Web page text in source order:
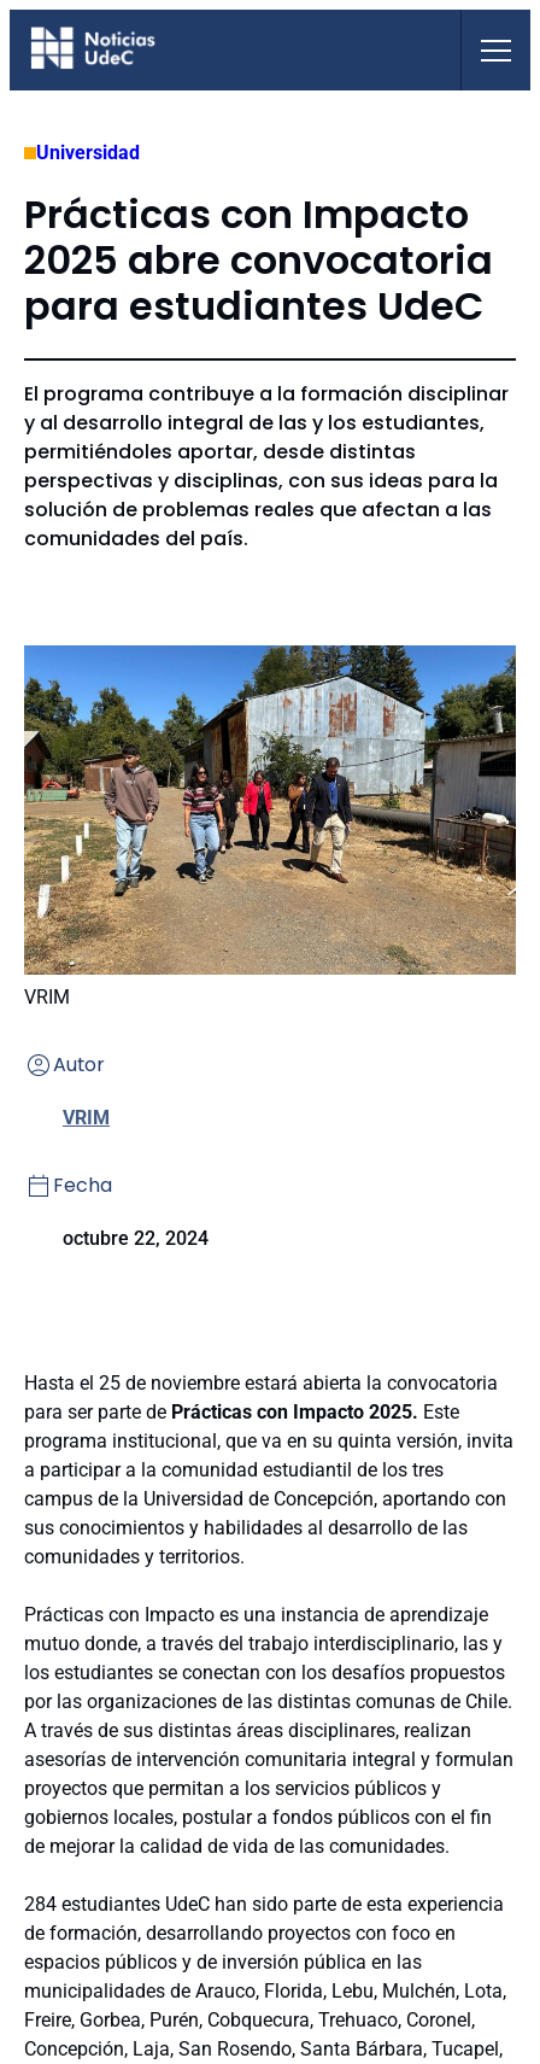
Saltar
Universidad
Prácticas con Impacto
2025 abre convocatoria
para estudiantes UdeC
El programa contribuye a la formación disciplinar
y al desarrollo integral de las y los estudiantes,
permitiéndoles aportar, desde distintas
perspectivas y disciplinas, con sus ideas para la
solución de problemas reales que afectan a las
comunidades del país.
VRIM
Autor
VRIM
Fecha
octubre 22, 2024
Hasta el 25 de noviembre estará abierta la convocatoria
para ser parte de Prácticas con Impacto 2025. Este
programa institucional, que va en su quinta versión, invita
a participar a la comunidad estudiantil de los tres
campus de la Universidad de Concepción, aportando con
sus conocimientos y habilidades al desarrollo de las
comunidades y territorios.
Prácticas con Impacto es una instancia de aprendizaje
mutuo donde, a través del trabajo interdisciplinario, las y
los estudiantes se conectan con los desafíos propuestos
por las organizaciones de las distintas comunas de Chile.
A través de sus distintas áreas disciplinares, realizan
asesorías de intervención comunitaria integral y formulan
proyectos que permitan a los servicios públicos y
gobiernos locales, postular a fondos públicos con el fin
de mejorar la calidad de vida de las comunidades.
284 estudiantes UdeC han sido parte de esta experiencia
de formación, desarrollando proyectos con foco en
espacios públicos y de inversión pública en las
municipalidades de Arauco, Florida, Lebu, Mulchén, Lota,
Freire, Gorbea, Purén, Cobquecura, Trehuaco, Coronel,
Concepción, Laja, San Rosendo, Santa Bárbara, Tucapel,